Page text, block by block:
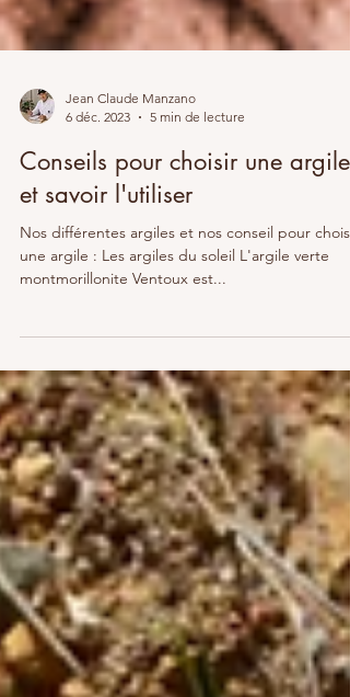
Jean Claude Manzano
6 déc. 2023
5 min de lecture
Conseils pour choisir une argile
et savoir l'utiliser
une argile : Les argiles du soleil L'argile verte
montmorillonite Ventoux est...